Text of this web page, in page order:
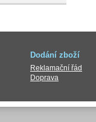
Dodání zboží
Reklamační řád
Doprava